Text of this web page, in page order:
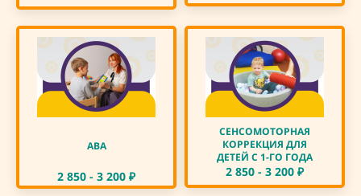
АВА
2 850 - 3 200 ₽
СЕНСОМОТОРНАЯ
КОРРЕКЦИЯ ДЛЯ
ДЕТЕЙ С 1-ГО ГОДА
2 850 - 3 200 ₽